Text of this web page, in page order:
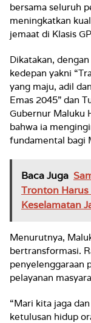
bersama seluruh
meningkatkan
jemaat di Klasis
Dikatakan,
kedepan yakni
yang maju, adil
Emas 2045” dan
Gubernur Maluku
bahwa ia
fundamental bagi
Baca Juga
Tronton
Keselamatan
Menurutnya,
bertransformasi.
penyelenggaraan
pelayanan
“Mari kita jaga
ketulusan hidup